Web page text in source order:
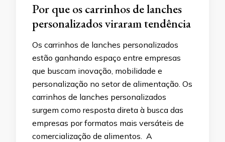
Por que os carrinhos de lanches
personalizados viraram tendência
Os carrinhos de lanches personalizados
estão ganhando espaço entre empresas
que buscam inovação, mobilidade e
personalização no setor de alimentação. Os
carrinhos de lanches personalizados
surgem como resposta direta à busca das
empresas por formatos mais versáteis de
comercialização de alimentos. A